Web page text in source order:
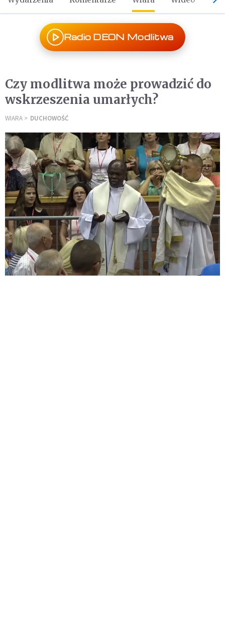
Radio DEON Modlitwa
Czy modlitwa może prowadzić do
wskrzeszenia umarłych?
WIARA DUCHOWOŚĆ